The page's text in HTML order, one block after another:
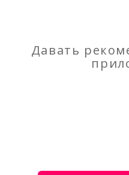
Вывоз мусора в
Давать